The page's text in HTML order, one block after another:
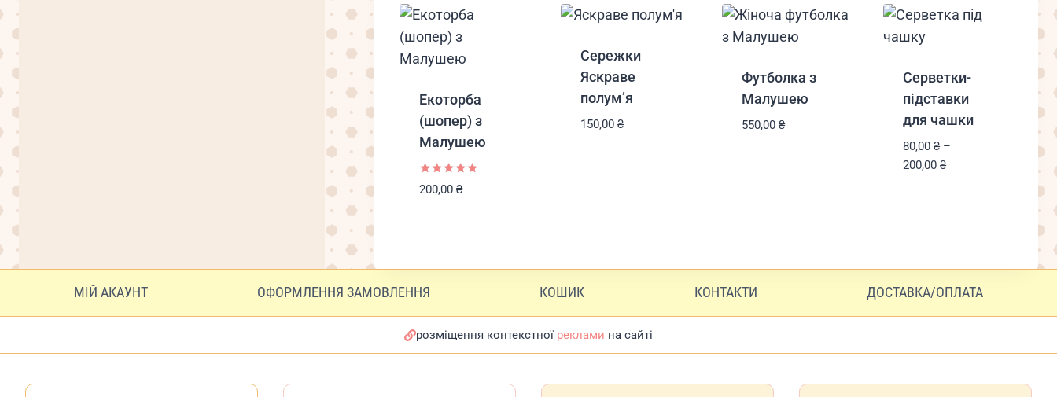
Екоторба
(шопер) з
Малушею
Оцінено в
5.00
200,00 ₴
Сережки
Яскраве
полум’я
150,00 ₴
Футболка з
Малушею
550,00 ₴
Серветки-
підставки
для чашки
80,00 ₴ –
200,00 ₴Діапазон
МІЙ АКАУНТ ОФОРМЛЕННЯ ЗАМОВЛЕННЯ КОШИК КОНТАКТИ ДОСТАВКА/ОПЛАТА
розміщення контекстної реклами на сайті